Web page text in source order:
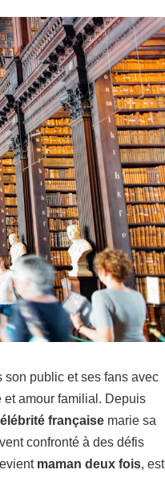
public et ses fans avec
amour familial. Depuis
française marie sa
confronté à des défis
maman deux fois, est